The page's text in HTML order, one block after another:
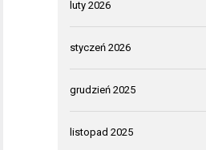
luty 2026
styczeń 2026
grudzień 2025
listopad 2025